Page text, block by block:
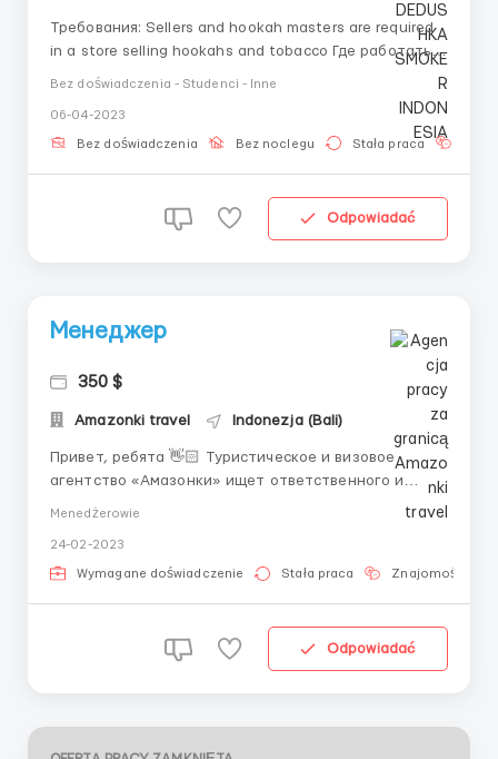
Требования: Sellers and hookah masters are required
in a store selling hookahs and tobacco Где работать?
In the store for sellers and on the road around the city
Bez doświadczenia - Studenci - Inne
06-04-2023
Bez doświadczenia Bez noclegu Stała praca
Odpowiadać
Менеджер
350 $
Amazonki travel Indonezja (Bali)
Привет, ребята 👋🏻 Туристическое и визовое
агентство «Амазонки» ищет ответственного и
трудолюбивого нового члена нашей крутой команды
подробности о работе вы можете найти здесь. ⬇️
Чтобы подать заявку на работу или получить
Menedżerowie
24-02-2023
Wymagane doświadczenie Stała praca Znajomość
Odpowiadać